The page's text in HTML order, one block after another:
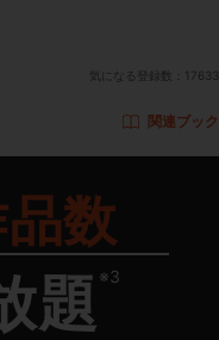
気になる登録数： 17633
関連ブック
数
題 ※3